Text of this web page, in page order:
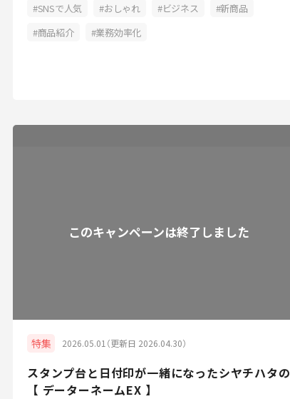
SNSで人気 おしゃれ ビジネス
新商品
商品紹介
業務効率化
特集 2026.05.01（更新日 2026.04.30）
スタンプ台と日付印が一緒になったシヤチハタの
【 データーネームEX 】